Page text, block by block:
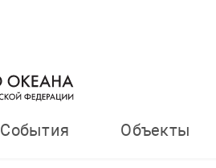
События Объекты